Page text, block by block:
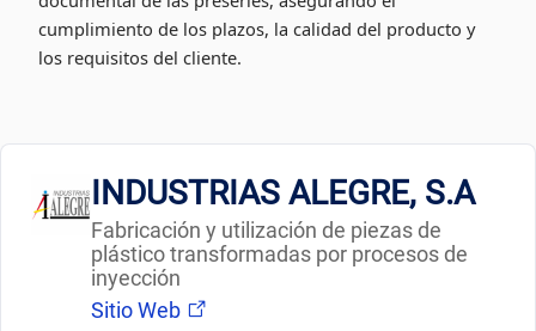
cumplimiento de los plazos, la calidad del producto y
los requisitos del cliente.
INDUSTRIAS ALEGRE, S.A
Fabricación y utilización de piezas de
plástico transformadas por procesos de
inyección
Sitio Web